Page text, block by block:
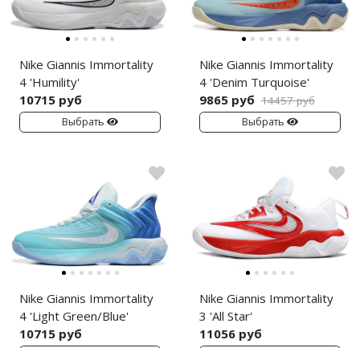
Nike Giannis Immortality
4 'Humility'
10715 руб
Выбрать
Nike Giannis Immortality
4 'Denim Turquoise'
9865 руб 14457 руб
Выбрать
Nike Giannis Immortality
4 'Light Green/Blue'
10715 руб
Nike Giannis Immortality
3 'All Star'
11056 руб